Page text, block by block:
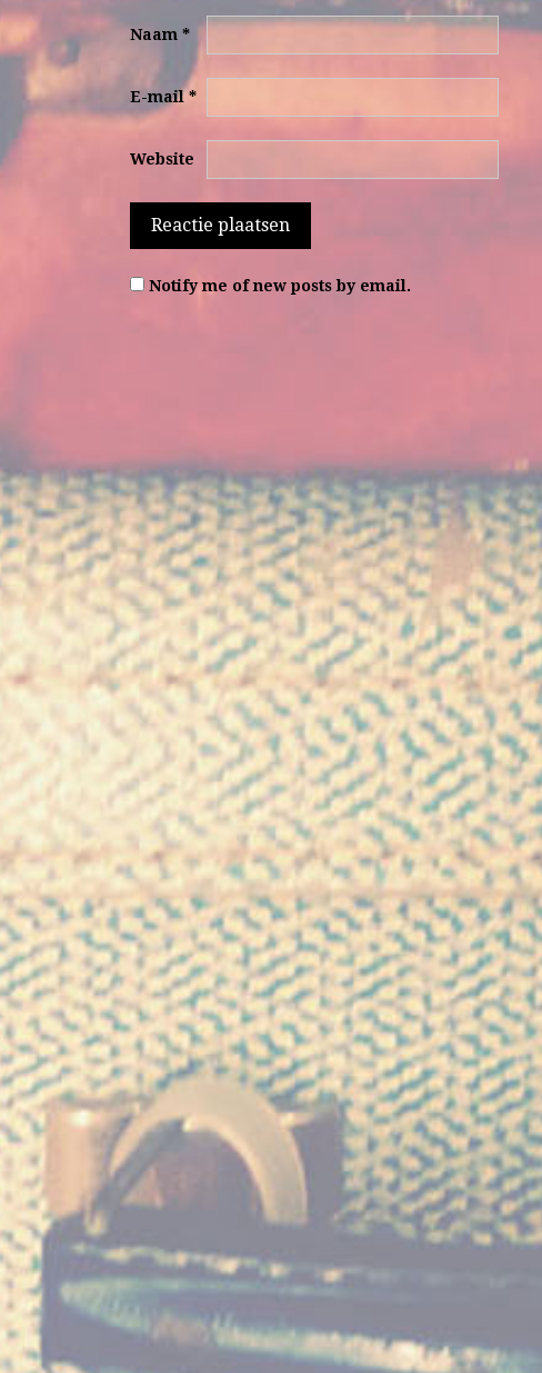
Naam *
E-mail*
Website
Notify me of new posts by email.